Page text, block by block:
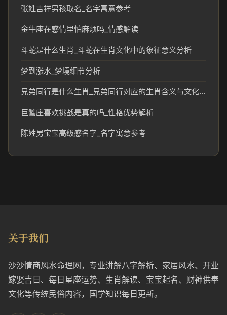
张姓吉祥男孩取名_名字寓意参考
金牛座在感情里怕麻烦吗_情感解读
斗蛇是什么生肖_斗蛇在生肖文化中的象征意义分析
梦到涨水_梦境细节分析
兄弟同行是什么生肖_兄弟同行对应的生肖含义与文化解读
巨蟹座喜欢挑战是真的吗_性格优势解析
陈姓男宝宝高级感名字_名字寓意参考
关于我们
沙沙情商风水命理网，专业讲解八字解析、家居风水、开业
嫁娶吉日、每日星座运势、生肖解读、宝宝起名、财神供奉
文化等传统民俗内容，国学知识每日更新。